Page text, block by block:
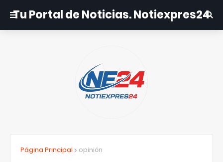
Tu Portal de Noticias. Notiexpres24
Página Principal opinión